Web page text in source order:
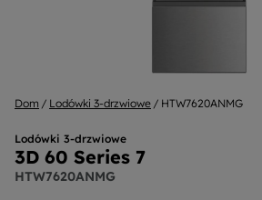
Dom Lodówki 3-drzwiowe HTW7620ANMG
Lodówki 3-drzwiowe
3D 60 Series 7
HTW7620ANMG